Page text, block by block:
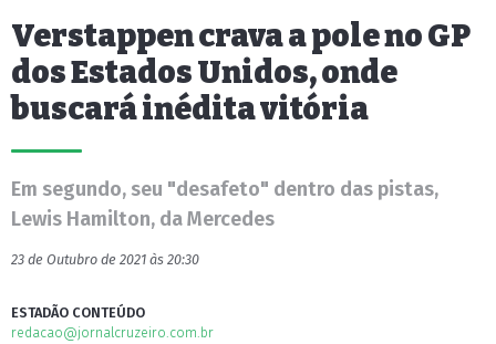
Verstappen crava a pole no GP
dos Estados Unidos, onde
buscará inédita vitória
Em segundo, seu "desafeto" dentro das pistas,
Lewis Hamilton, da Mercedes
23 de Outubro de 2021 às 20:30
ESTADÃO CONTEÚDO
redacao@jornalcruzeiro.com.br